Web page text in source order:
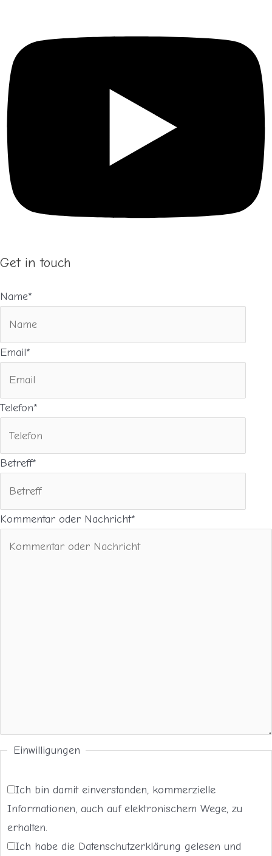
Get in touch
Name*
Email*
Telefon*
Betreff*
Kommentar oder Nachricht*
Einwilligungen
Ich bin damit einverstanden, kommerzielle
Informationen, auch auf elektronischem Wege, zu
erhalten.
Ich habe die Datenschutzerklärung gelesen und